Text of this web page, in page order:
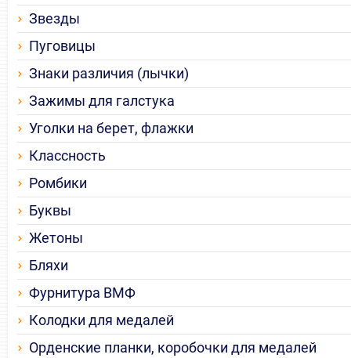
Звезды
Пуговицы
Знаки различия (лычки)
Зажимы для галстука
Уголки на берет, флажки
Классность
Ромбики
Буквы
Жетоны
Бляхи
Фурнитура ВМФ
Колодки для медалей
Орденские планки, коробочки для медалей